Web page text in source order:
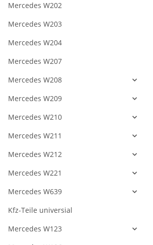
Mercedes W202
Mercedes W203
Mercedes W204
Mercedes W207
Mercedes W208
Mercedes W209
Mercedes W210
Mercedes W211
Mercedes W212
Mercedes W221
Mercedes W639
Kfz-Teile universial
Mercedes W123